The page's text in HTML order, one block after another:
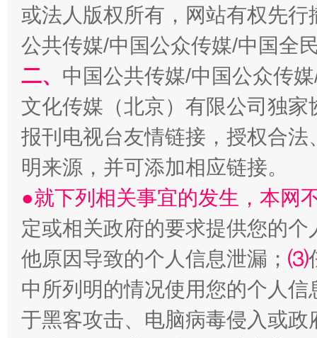
“刷贴”乱象丛生
生
揭批美国五大"原罪" "炒
或法人版权所有，网站有权先
公共传媒/中国公众传媒/中国全
二、 中国公共传媒/中国公众传
文化传媒（北京）有限公司独
报刊电视台友情链接，授权合
明来源，并可添加相应链接。
●就下列相关事宜的发生，本网
定或相关政府的要求提供您的个
他原因导致的个人信息泄漏； ⑶
中所列明的情况使用您的个人
于黑客攻击、电脑病毒侵入或